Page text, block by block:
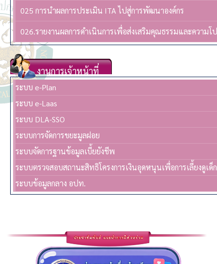
025 การนำผลการประเมิน ITA ไปสู่การพัฒนาองค์กร
026.รายงานผลการดำเนินการเพื่อส่งเสริมคุณธรรมและความ
งานการเจ้าหน้าที่
ระบบ e-Plan
ระบบ e-Laas
ระบบ DLA-SSO
ระบบการจัดการขยะมูลฝอย
ระบบจัดการฐานข้อมูลเบี้ยยังชีพ
ระบบตรวจสอบสถานะสิทธิโครงการเงินอุดหนุนเพื่อการเลี้ยงดูเด็
ระบบข้อมูลกลาง อปท.